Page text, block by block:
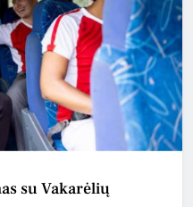
su Vakarėlių